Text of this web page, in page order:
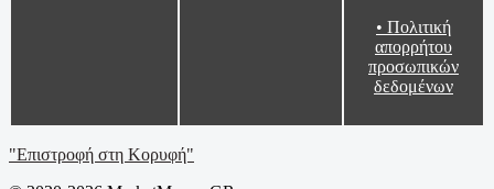
• Πολιτική
απορρήτου
προσωπικών
δεδομένων
"Επιστροφή στη Κορυφή"